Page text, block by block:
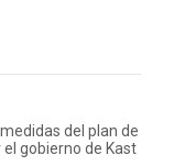
del plan de
gobierno de Kast